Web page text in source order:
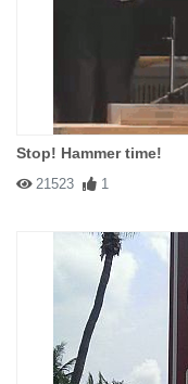
Stop! Hammer time!
21523 1